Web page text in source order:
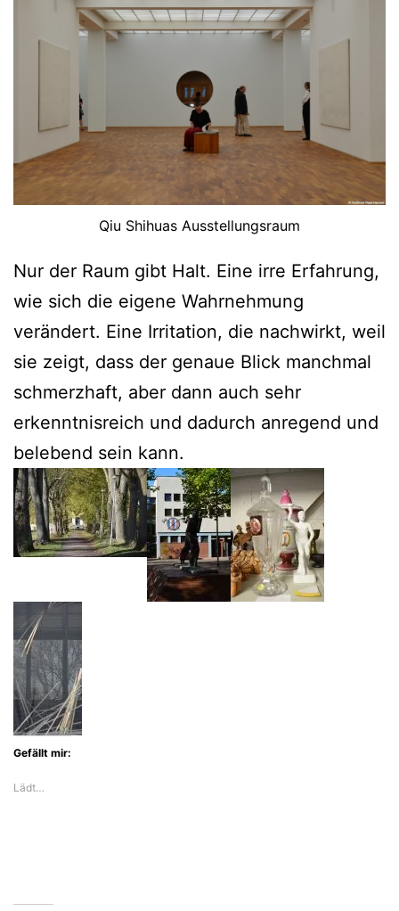
Qiu Shihuas Ausstellungsraum
Nur der Raum gibt Halt. Eine irre Erfahrung,
wie sich die eigene Wahrnehmung
verändert. Eine Irritation, die nachwirkt, weil
sie zeigt, dass der genaue Blick manchmal
schmerzhaft, aber dann auch sehr
erkenntnisreich und dadurch anregend und
belebend sein kann.
Gefällt mir:
Lädt…